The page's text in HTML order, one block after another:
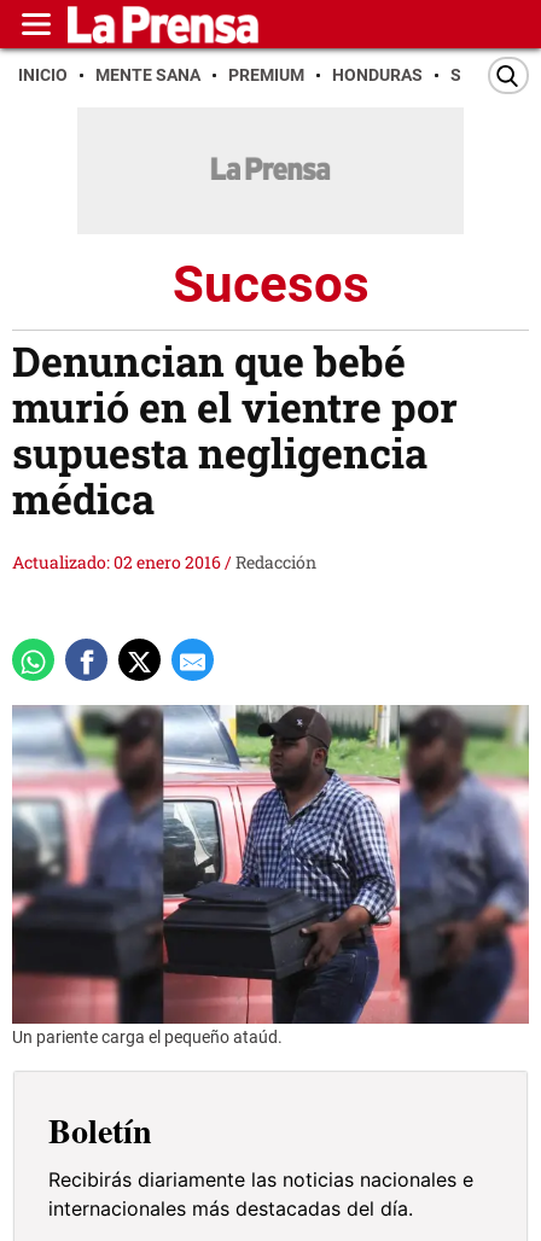
INICIO MENTE SANA PREMIUM HONDURAS SAN PEDRO
Sucesos
Denuncian que bebé
murió en el vientre por
supuesta negligencia
médica
Actualizado: 02 enero 2016/Redacción
Un pariente carga el pequeño ataúd.
Boletín
Recibirás diariamente las noticias nacionales e
internacionales más destacadas del día.